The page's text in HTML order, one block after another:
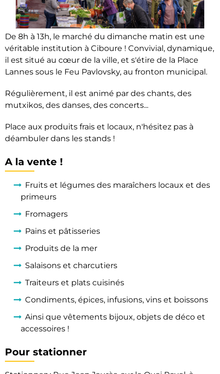
De 8h à 13h, le marché du dimanche matin est une
véritable institution à Ciboure ! Convivial, dynamique,
il est situé au cœur de la ville, et s'étire de la Place
Lannes sous le Feu Pavlovsky, au fronton municipal.
Régulièrement, il est animé par des chants, des
mutxikos, des danses, des concerts...
Place aux produits frais et locaux, n'hésitez pas à
déambuler dans les stands !
A la vente !
Fruits et légumes des maraîchers locaux et des
primeurs
Fromagers
Pains et pâtisseries
Produits de la mer
Salaisons et charcutiers
Traiteurs et plats cuisinés
Condiments, épices, infusions, vins et boissons
Ainsi que vêtements bijoux, objets de déco et
accessoires !
Pour stationner